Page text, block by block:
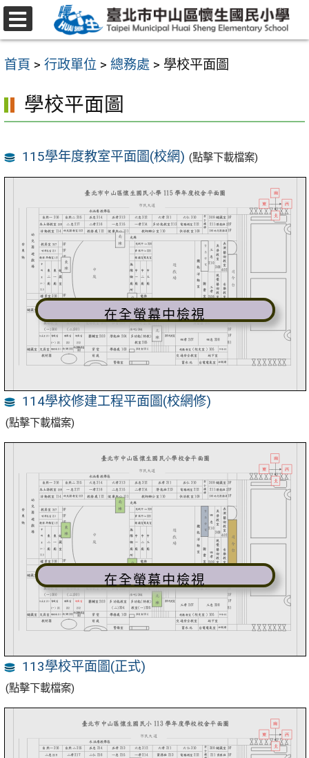
跳
至
要
容
首頁 > 行政單位 > 總務處 > 學校平面圖
學校平面圖
115學年度教室平面圖(校網) (點擊下載檔案)
在全螢幕中檢視
114學校修建工程平面圖(校網修)
(點擊下載檔案)
在全螢幕中檢視
113學校平面圖(正式)
(點擊下載檔案)
選
單